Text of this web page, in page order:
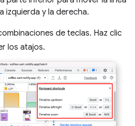
izquierda y la derecha.
de teclas. Haz clic
los atajos.